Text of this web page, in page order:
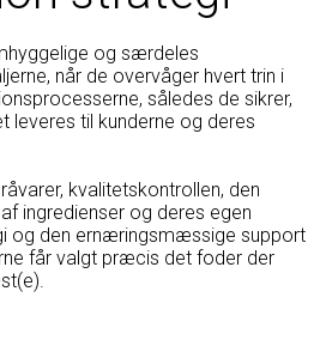
og særdeles
når de overvåger hvert trin i
således de sikrer,
leveres til kunderne og deres
kvalitetskontrollen, den
ingredienser og deres egen
og den ernæringsmæssige support
får valgt præcis det foder der